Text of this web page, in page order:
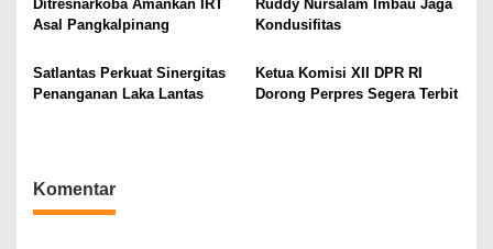
o
Ditresnarkoba Amankan IRT
Asal Pangkalpinang
Ruddy Nursalam Imbau Jaga
Kondusifitas
Satlantas Perkuat Sinergitas
Penanganan Laka Lantas
Ketua Komisi XII DPR RI
Dorong Perpres Segera Terbit
Komentar